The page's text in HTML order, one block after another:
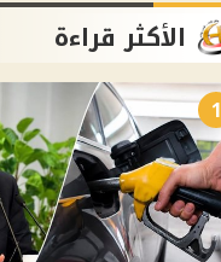
الأكثر قراءة
1